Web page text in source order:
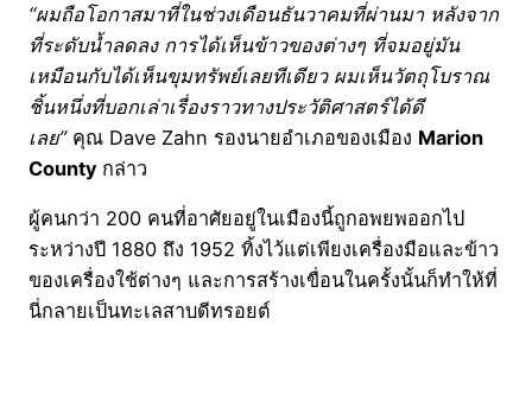
“ผมถือโอกาสมาที่ในช่วงเดือนธันวาคมที่ผ่านมา หลังจาก
ที่ระดับน้ำลดลง การได้เห็นข้าวของต่างๆ ที่จมอยู่มัน
เหมือนกับได้เห็นขุมทรัพย์เลยทีเดียว ผมเห็นวัตถุโบราณ
ชิ้นหนึ่งที่บอกเล่าเรื่องราวทางประวัติศาสตร์ได้ดี
เลย” คุณ Dave Zahn รองนายอำเภอของเมือง Marion
County กล่าว
ผู้คนกว่า 200 คนที่อาศัยอยู่ในเมืองนี้ถูกอพยพออกไป
ระหว่างปี 1880 ถึง 1952 ทิ้งไว้แต่เพียงเครื่องมือและข้าว
ของเครื่องใช้ต่างๆ และการสร้างเขื่อนในครั้งนั้นก็ทำให้ที่
นี่กลายเป็นทะเลสาบดีทรอยต์